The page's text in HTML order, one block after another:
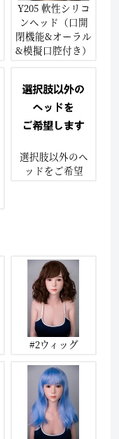
Y205 軟性シリコ
ンヘッド（口開
閉機能&オーラル
&模擬口腔付き）
選択肢以外のヘ
ッドをご希望
#2ウィッグ